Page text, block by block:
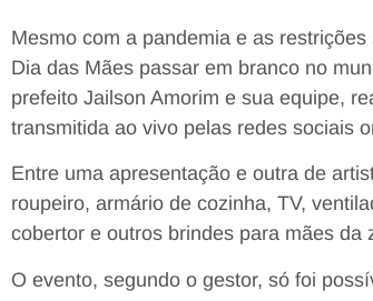
Mesmo com a pandemia e as
Dia das Mães passar em branco no
prefeito Jailson Amorim e sua equipe,
transmitida ao vivo pelas redes sociais
Entre uma apresentação e outra de
roupeiro, armário de cozinha, TV,
cobertor e outros brindes para mães da
O evento, segundo o gestor, só foi